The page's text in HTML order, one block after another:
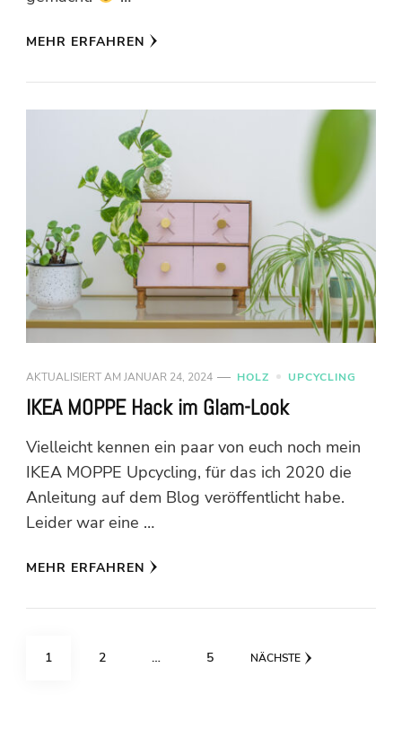
MEHR ERFAHREN
AKTUALISIERT AM JANUAR 24, 2024 HOLZ UPCYCLING
IKEA MOPPE Hack im Glam-Look
Vielleicht kennen ein paar von euch noch mein
IKEA MOPPE Upcycling, für das ich 2020 die
Anleitung auf dem Blog veröffentlicht habe.
Leider war eine …
MEHR ERFAHREN
Seitennummerierung
SEITE
1 SEITE
2 … SEITE
5 NÄCHSTE